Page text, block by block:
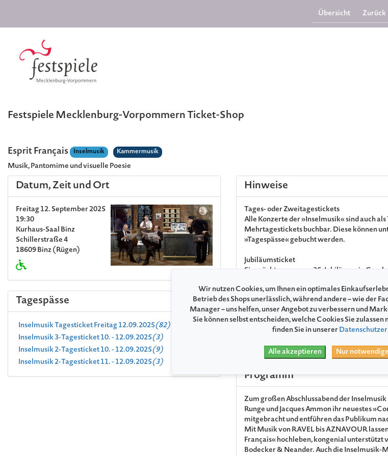
Übersicht Zurück
Festspiele Mecklenburg-Vorpommern Ticket-Shop
Esprit Français Inselmusik Kammermusik
Musik, Pantomime und visuelle Poesie
Datum, Zeit und Ort
Freitag 12. September 2025
19:30
Kurhaus-Saal Binz
Schillerstraße 4
18609 Binz (Rügen)
Tagespässe
Inselmusik Tagesticket Freitag 12.09.2025(82)
Inselmusik 3-Tagesticket 10. - 12.09.2025(3)
Inselmusik 2-Tagesticket 10. - 12.09.2025(9)
Inselmusik 2-Tagesticket 11. - 12.09.2025(3)
Hinweise
Tages- oder Zweitagestickets
Alle Konzerte der »Inselmusik« sind auch als
Mehrtagestickets buchbar. Diese können
»Tagespässe« gebucht werden.
Jubiläumsticket
Sie möchten uns zum 35. Jubiläum ein
Geschenkzuschlag von € 15 pro Ticket
Festspiele MV und sorgen dafür, dass das
Größe weiterhin allen Interessierten einen
niedrigschwelligen Zugang zum
klassischer und nicht ganz klassischer Musik
Programm
Zum großen Abschlussabend der Inselmusik
Runge und Jacques Ammon ihr neuestes
mitgebracht und entführen das Publikum
Mit Musik vonRAVEL bisAZNAVOUR
Français« hochleben, kongenial unterstützt
Bodecker & Neander. Auch die Inselmusik-
Wir nutzen Cookies, um Ihnen ein optimales
Betrieb des Shops unerlässlich, während andere – wie der
Manager – uns helfen, unser Angebot zu verbessern und
Sie können selbst entscheiden, welche Cookies Sie
finden Sie in unserer
Alle akzeptieren Nur